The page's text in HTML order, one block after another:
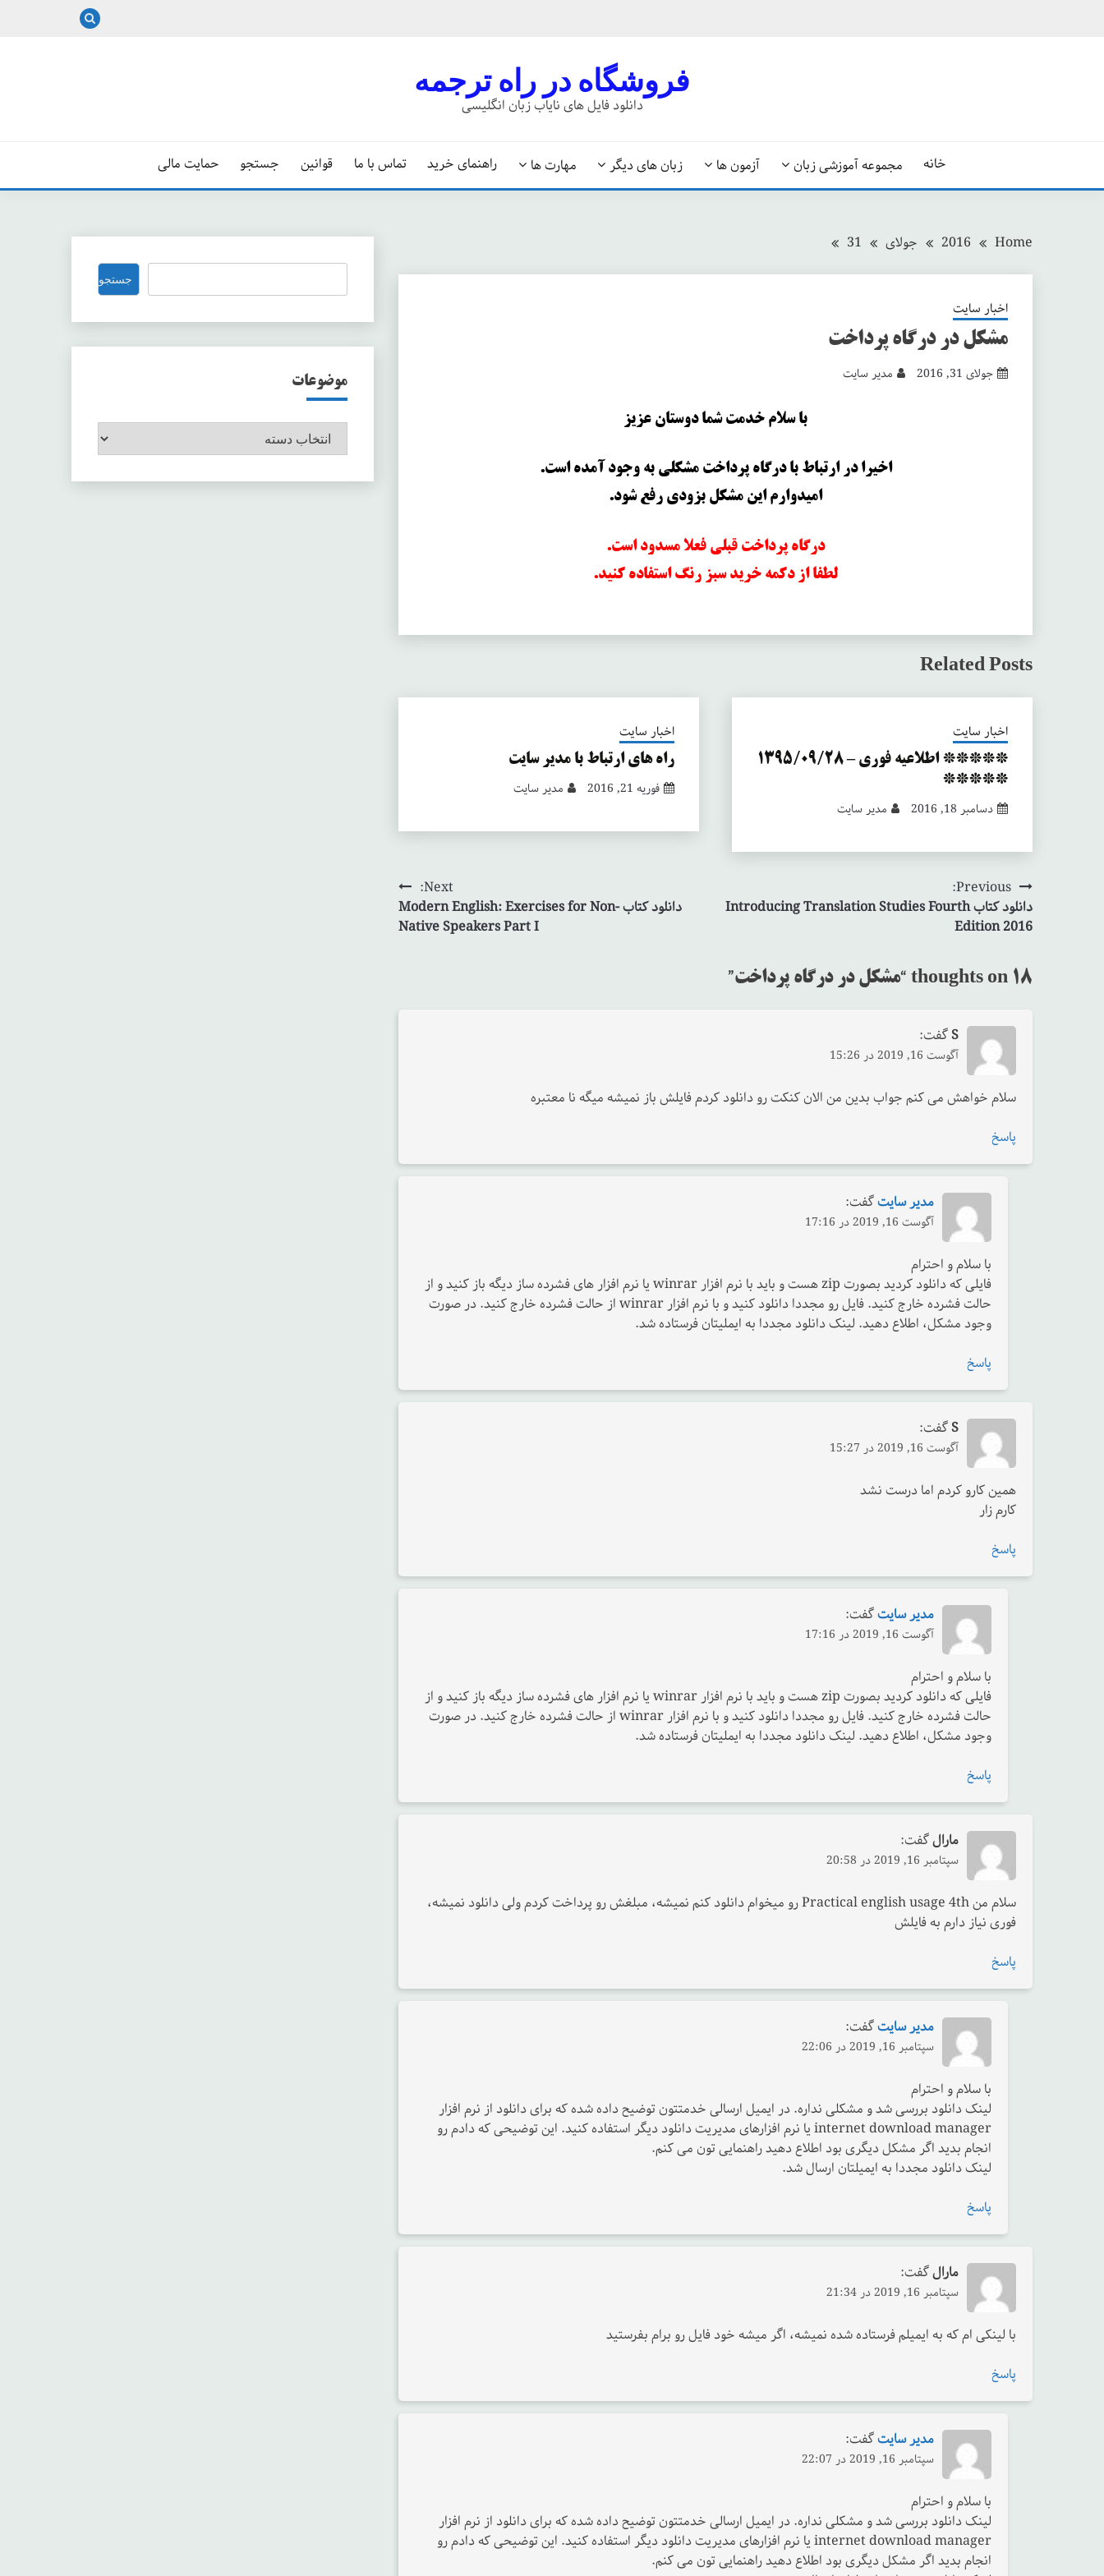
فروشگاه در راه ترجمه
دانلود فایل های نایاب زبان انگلیسی
خانه مجموعه آموزشی زبان آزمون ها زبان های دیگر مهارت ها راهنمای خرید تماس با ما قوانین جستجو حمایت مالی
Home
2016 جولای 31
اخبار سایت
مشکل در درگاه پرداخت
جولای 31, 2016 مدیر سایت
با سلام خدمت شما دوستان عزیز
اخیرا در ارتباط با درگاه پرداخت مشکلی به وجود آمده است.
امیدوارم این مشکل بزودی رفع شود.
درگاه پرداخت قبلی فعلا مسدود است.
لطفا از دکمه خرید سبز رنگ استفاده کنید.
Related Posts
اخبار سایت
***** اطلاعیه فوری – ۱۳۹۵/۰۹/۲۸
*****
دسامبر 18, 2016 مدیر سایت
اخبار سایت
راه های ارتباط با مدیر سایت
فوریه 21, 2016 مدیر سایت
راهبری
نوشته
Previous:
دانلود کتاب Introducing Translation Studies Fourth
Edition 2016
Next:
دانلود کتاب Modern English: Exercises for Non-
Native Speakers Part I
18 thoughts on “ مشکل در درگاه پرداخت”
Sگفت:
آگوست 16, 2019 در 15:26
سلام خواهش می کنم جواب بدین من الان کنکت رو دانلود کردم فایلش باز نمیشه میگه نا معتبره
پاسخ
مدیر سایتگفت:
آگوست 16, 2019 در 17:16
با سلام و احترام
فایلی که دانلود کردید بصورت zip هست و باید با نرم افزار winrar یا نرم افزار های فشرده ساز دیگه باز کنید و از
حالت فشرده خارج کنید. فایل رو مجددا دانلود کنید و با نرم افزار winrar از حالت فشرده خارج کنید. در صورت
وجود مشکل، اطلاع دهید. لینک دانلود مجددا به ایملیتان فرستاده شد.
پاسخ
Sگفت:
آگوست 16, 2019 در 15:27
همین کارو کردم اما درست نشد
کارم زار
پاسخ
مدیر سایتگفت:
آگوست 16, 2019 در 17:16
با سلام و احترام
فایلی که دانلود کردید بصورت zip هست و باید با نرم افزار winrar یا نرم افزار های فشرده ساز دیگه باز کنید و از
حالت فشرده خارج کنید. فایل رو مجددا دانلود کنید و با نرم افزار winrar از حالت فشرده خارج کنید. در صورت
وجود مشکل، اطلاع دهید. لینک دانلود مجددا به ایملیتان فرستاده شد.
پاسخ
مارالگفت:
سپتامبر 16, 2019 در 20:58
سلام من Practical english usage 4th رو میخوام دانلود کنم نمیشه، مبلغش رو پرداخت کردم ولی دانلود نمیشه،
فوری نیاز دارم به فایلش
پاسخ
مدیر سایتگفت:
سپتامبر 16, 2019 در 22:06
با سلام و احترام
لینک دانلود بررسی شد و مشکلی نداره. در ایمیل ارسالی خدمتتون توضیح داده شده که برای دانلود از نرم افزار
internet download manager یا نرم افزارهای مدیریت دانلود دیگر استفاده کنید. این توضیحی که دادم رو
انجام بدید اگر مشکل دیگری بود اطلاع دهید راهنمایی تون می کنم.
لینک دانلود مجددا به ایمیلتان ارسال شد.
پاسخ
مارالگفت:
سپتامبر 16, 2019 در 21:34
با لینکی ام که به ایمیلم فرستاده شده نمیشه، اگر میشه خود فایل رو برام بفرستید
پاسخ
مدیر سایتگفت:
سپتامبر 16, 2019 در 22:07
با سلام و احترام
لینک دانلود بررسی شد و مشکلی نداره. در ایمیل ارسالی خدمتتون توضیح داده شده که برای دانلود از نرم افزار
internet download manager یا نرم افزارهای مدیریت دانلود دیگر استفاده کنید. این توضیحی که دادم رو
انجام بدید اگر مشکل دیگری بود اطلاع دهید راهنمایی تون می کنم.
جستجو جستجو
موضوعات
موضوعات